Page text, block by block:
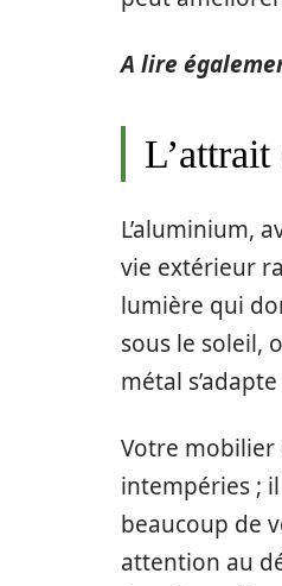
A lire
L’aluminium,
vie extérieur
lumière qui
sous le soleil,
métal
Votre mobilier
intempéries ;
beaucoup de
attention au